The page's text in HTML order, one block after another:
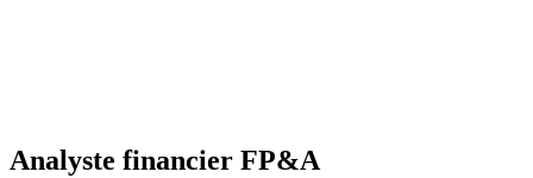
Analyste financier FP&A